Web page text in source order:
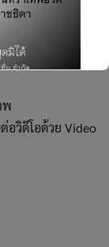
ริยะ
พ
วิดีโอด้วย Video